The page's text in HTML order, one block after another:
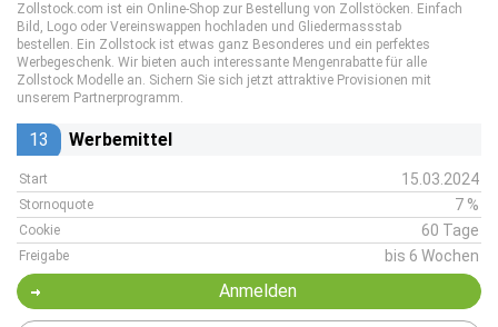
Zollstock.com ist ein Online-Shop zur Bestellung von Zollstöcken. Einfach
Bild, Logo oder Vereinswappen hochladen und Gliedermassstab
bestellen. Ein Zollstock ist etwas ganz Besonderes und ein perfektes
Werbegeschenk. Wir bieten auch interessante Mengenrabatte für alle
Zollstock Modelle an. Sichern Sie sich jetzt attraktive Provisionen mit
unserem Partnerprogramm.
13 Werbemittel
Start 15.03.2024
Stornoquote 7 %
Cookie 60 Tage
Freigabe bis 6 Wochen
Anmelden